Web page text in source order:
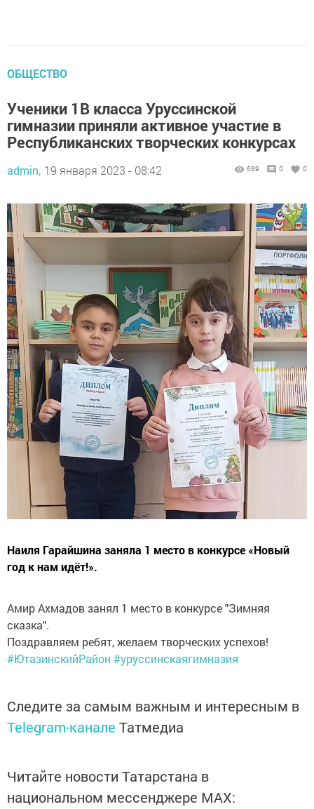
ОБЩЕСТВО
Ученики 1В класса Уруссинской
гимназии приняли активное участие в
Республиканских творческих конкурсах
admin, 19 января 2023 - 08:42 689 0 0
Наиля Гарайшина заняла 1 место в конкурсе «Новый
год к нам идёт!».
Амир Ахмадов занял 1 место в конкурсе "Зимняя
сказка".
Поздравляем ребят, желаем творческих успехов!
#ЮтазинскийРайон #уруссинскаягимназия
Следите за самым важным и интересным в
Telegram-канале Татмедиа
Читайте новости Татарстана в
национальном мессенджере MАХ: